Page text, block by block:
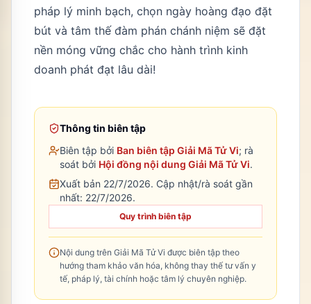
pháp lý minh bạch, chọn ngày hoàng đạo đặt
bút và tâm thế đàm phán chánh niệm sẽ đặt
nền móng vững chắc cho hành trình kinh
doanh phát đạt lâu dài!
Thông tin biên tập
Biên tập bởi Ban biên tập Giải Mã Tử Vi; rà
soát bởi Hội đồng nội dung Giải Mã Tử Vi.
Xuất bản 22/7/2026. Cập nhật/rà soát gần
nhất: 22/7/2026.
Quy trình biên tập
Nội dung trên Giải Mã Tử Vi được biên tập theo
hướng tham khảo văn hóa, không thay thế tư vấn y
tế, pháp lý, tài chính hoặc tâm lý chuyên nghiệp.